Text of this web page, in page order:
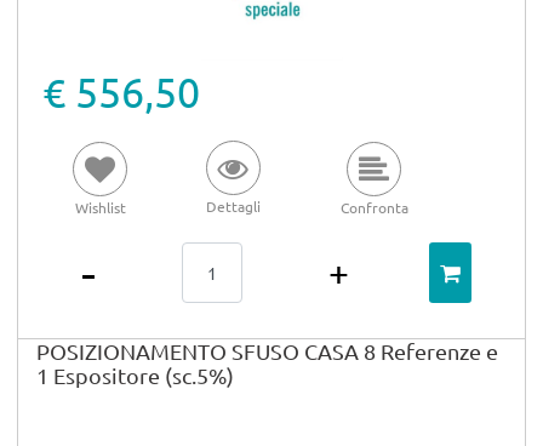
€ 556,50
Wishlist Dettagli Confronta
POSIZIONAMENTO SFUSO CASA 8 Referenze e
1 Espositore (sc.5%)